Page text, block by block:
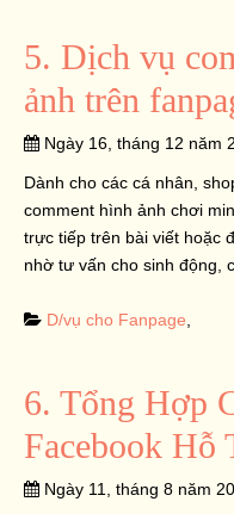
5. Dịch vụ
ảnh trên
Ngày 16, tháng 12 năm
Dành cho các cá nhân,
comment hình ảnh chơi
trực tiếp trên bài viết hoặc
nhờ tư vấn cho sinh động,
D/vụ cho Fanpage,
6. Tổng Hợp
Facebook Hỗ
Ngày 11, tháng 8 năm